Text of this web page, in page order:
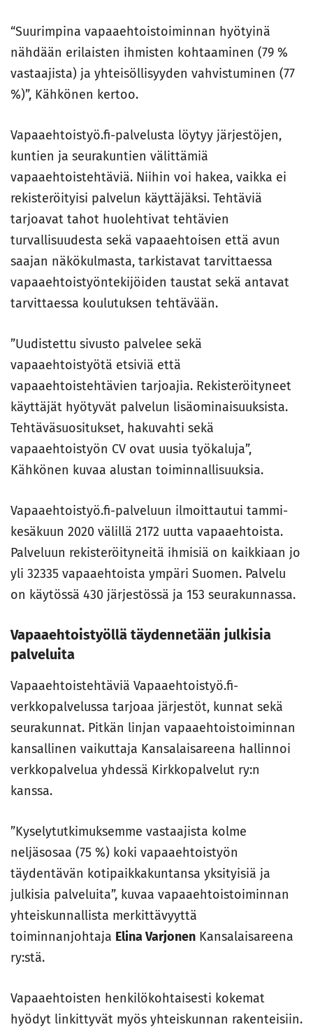
“Suurimpina vapaaehtoistoiminnan hyötyinä
nähdään erilaisten ihmisten kohtaaminen (79 %
vastaajista) ja yhteisöllisyyden vahvistuminen (77
%)”, Kähkönen kertoo.
Vapaaehtoistyö.fi-palvelusta löytyy järjestöjen,
kuntien ja seurakuntien välittämiä
vapaaehtoistehtäviä. Niihin voi hakea, vaikka ei
rekisteröityisi palvelun käyttäjäksi. Tehtäviä
tarjoavat tahot huolehtivat tehtävien
turvallisuudesta sekä vapaaehtoisen että avun
saajan näkökulmasta, tarkistavat tarvittaessa
vapaaehtoistyöntekijöiden taustat sekä antavat
tarvittaessa koulutuksen tehtävään.
”Uudistettu sivusto palvelee sekä
vapaaehtoistyötä etsiviä että
vapaaehtoistehtävien tarjoajia. Rekisteröityneet
käyttäjät hyötyvät palvelun lisäominaisuuksista.
Tehtäväsuositukset, hakuvahti sekä
vapaaehtoistyön CV ovat uusia työkaluja”,
Kähkönen kuvaa alustan toiminnallisuuksia.
Vapaaehtoistyö.fi-palveluun ilmoittautui tammi-
kesäkuun 2020 välillä 2172 uutta vapaaehtoista.
Palveluun rekisteröityneitä ihmisiä on kaikkiaan jo
yli 32335 vapaaehtoista ympäri Suomen. Palvelu
on käytössä 430 järjestössä ja 153 seurakunnassa.
Vapaaehtoistyöllä täydennetään julkisia
palveluita
Vapaaehtoistehtäviä Vapaaehtoistyö.fi-
verkkopalvelussa tarjoaa järjestöt, kunnat sekä
seurakunnat. Pitkän linjan vapaaehtoistoiminnan
kansallinen vaikuttaja Kansalaisareena hallinnoi
verkkopalvelua yhdessä Kirkkopalvelut ry:n
kanssa.
”Kyselytutkimuksemme vastaajista kolme
neljäsosaa (75 %) koki vapaaehtoistyön
täydentävän kotipaikkakuntansa yksityisiä ja
julkisia palveluita”, kuvaa vapaaehtoistoiminnan
yhteiskunnallista merkittävyyttä
toiminnanjohtaja Elina Varjonen Kansalaisareena
ry:stä.
Vapaaehtoisten henkilökohtaisesti kokemat
hyödyt linkittyvät myös yhteiskunnan rakenteisiin.